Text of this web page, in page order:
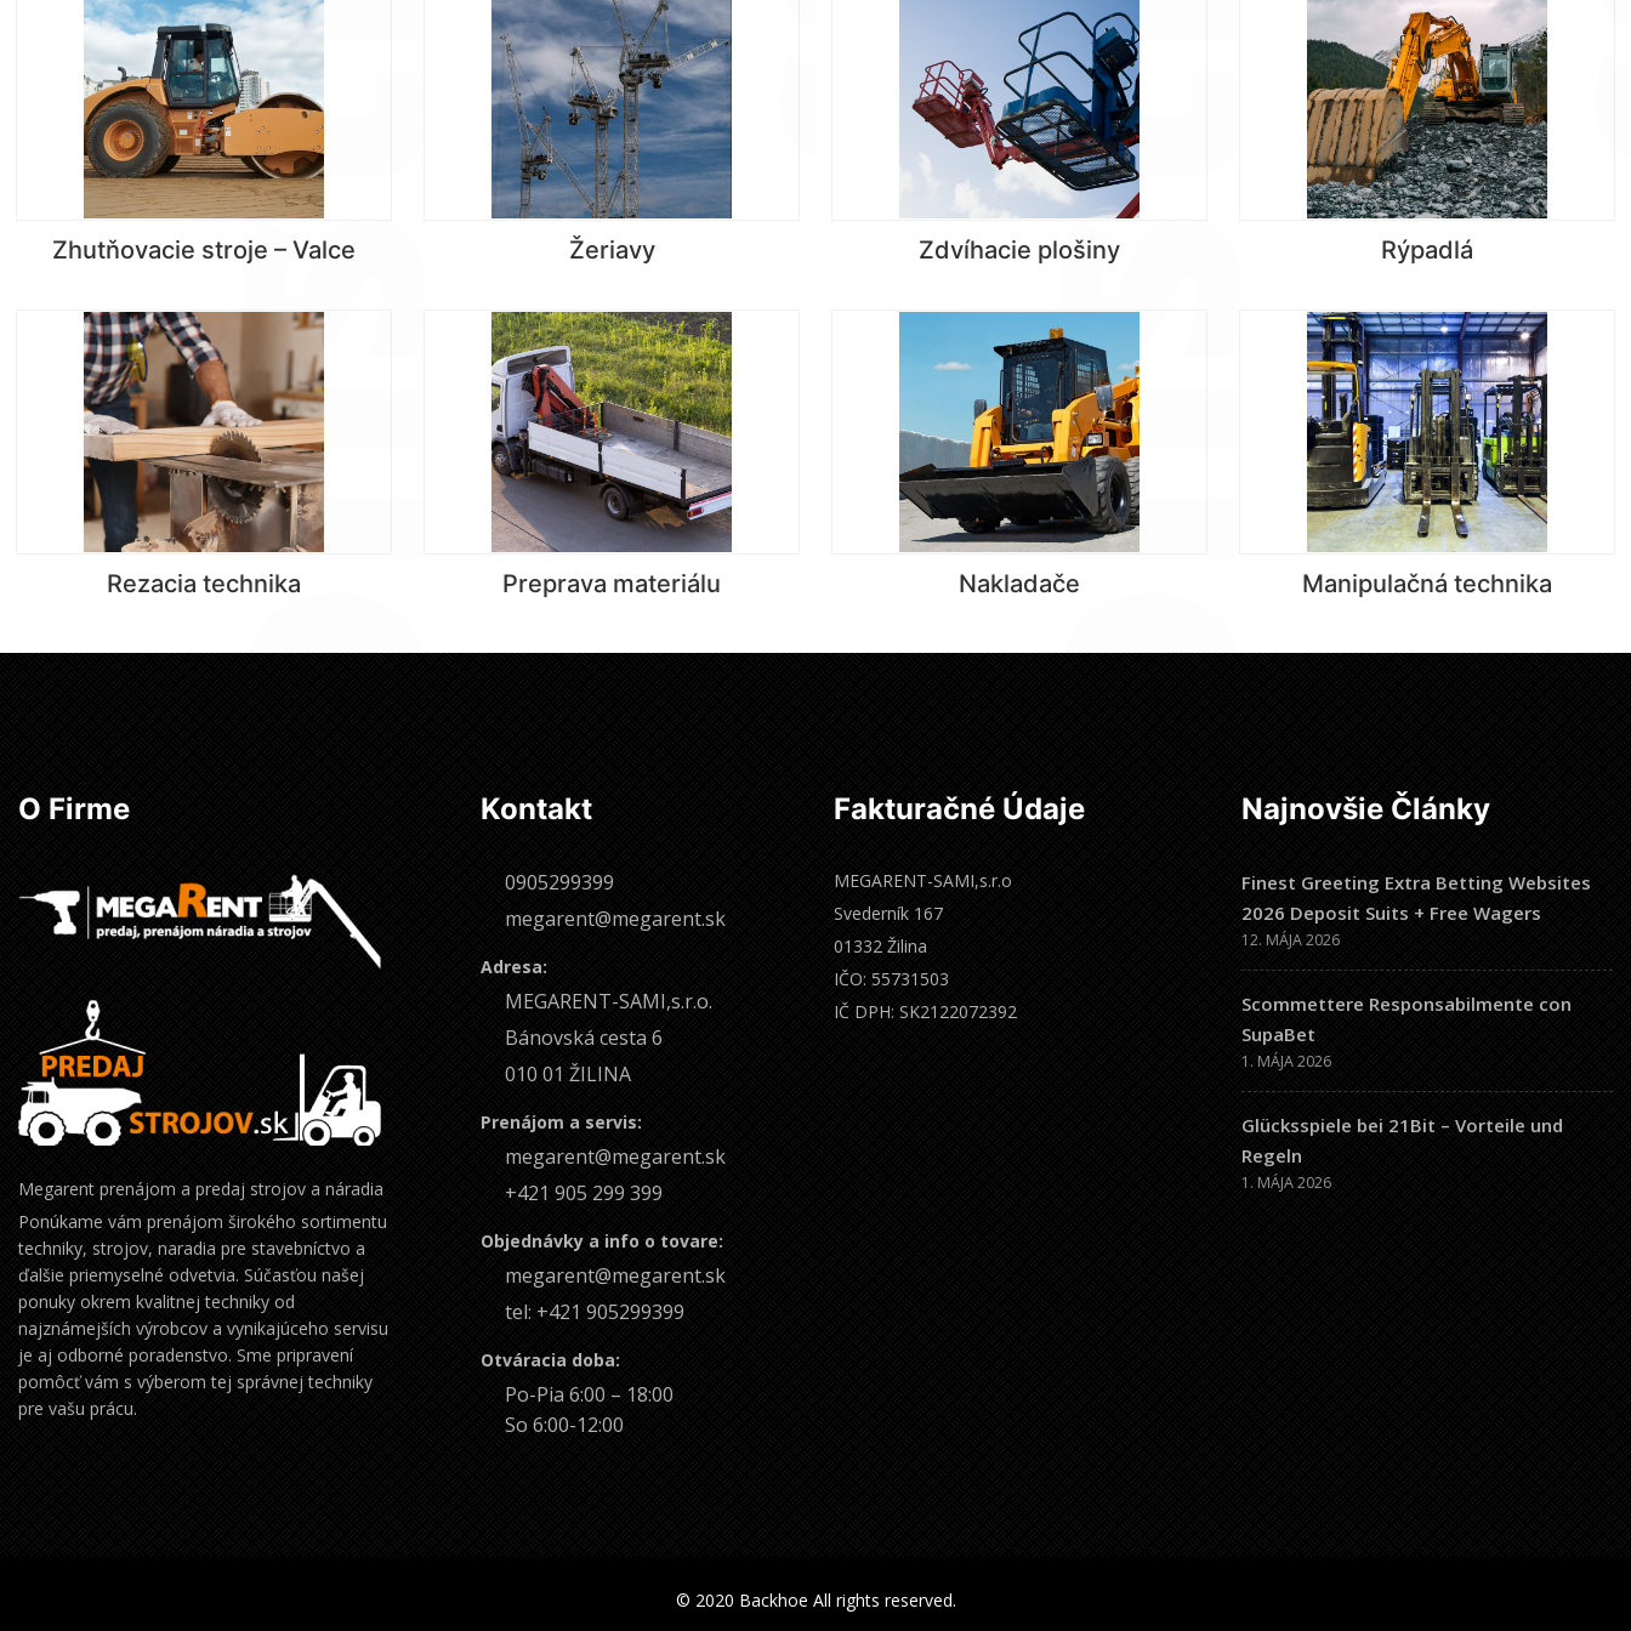
Zhutňovacie stroje – Valce Žeriavy Zdvíhacie plošiny Rýpadlá
Rezacia technika Preprava materiálu Nakladače Manipulačná technika
O Firme
Megarent prenájom a predaj strojov a náradia
Ponúkame vám prenájom širokého sortimentu
techniky, strojov, naradia pre stavebníctvo a
ďalšie priemyselné odvetvia. Súčasťou našej
ponuky okrem kvalitnej techniky od
najznámejších výrobcov a vynikajúceho servisu
je aj odborné poradenstvo. Sme pripravení
pomôcť vám s výberom tej správnej techniky
pre vašu prácu.
Kontakt
0905299399
megarent@megarent.sk
Adresa:
MEGARENT-SAMI,s.r.o.
Bánovská cesta 6
010 01 ŽILINA
Prenájom a servis:
megarent@megarent.sk
+421 905 299 399
Objednávky a info o tovare:
megarent@megarent.sk
tel: +421 905299399
Otváracia doba:
Po-Pia 6:00 – 18:00
So 6:00-12:00
Fakturačné Údaje
MEGARENT-SAMI,s.r.o
Svederník 167
01332 Žilina
IČO: 55731503
IČ DPH: SK2122072392
Najnovšie Články
Finest Greeting Extra Betting Websites
2026 Deposit Suits + Free Wagers
12. MÁJA 2026
Scommettere Responsabilmente con
SupaBet
1. MÁJA 2026
Glücksspiele bei 21Bit – Vorteile und
Regeln
1. MÁJA 2026
© 2020 Backhoe All rights reserved.